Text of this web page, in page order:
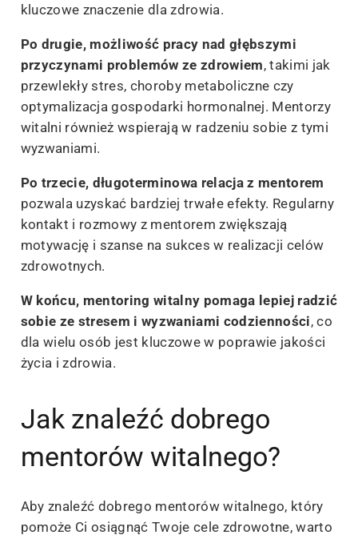
kluczowe znaczenie dla zdrowia.
Po drugie, możliwość pracy nad głębszymi
przyczynami problemów ze zdrowiem, takimi jak
przewlekły stres, choroby metaboliczne czy
optymalizacja gospodarki hormonalnej. Mentorzy
witalni również wspierają w radzeniu sobie z tymi
wyzwaniami.
Po trzecie, długoterminowa relacja z mentorem
pozwala uzyskać bardziej trwałe efekty. Regularny
kontakt i rozmowy z mentorem zwiększają
motywację i szanse na sukces w realizacji celów
zdrowotnych.
W końcu, mentoring witalny pomaga lepiej radzić
sobie ze stresem i wyzwaniami codzienności, co
dla wielu osób jest kluczowe w poprawie jakości
życia i zdrowia.
Jak znaleźć dobrego
mentorów witalnego?
Aby znaleźć dobrego mentorów witalnego, który
pomoże Ci osiągnąć Twoje cele zdrowotne, warto